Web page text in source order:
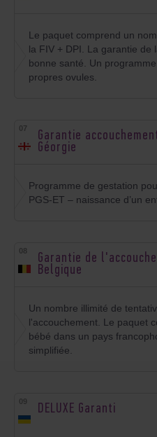
Le paquet comprend un
la FIV + DPI. La garantie de
bonne santé. Un
propres ovules.
Garantie
Géorgie
Programme de gestation
PGS-ET – naissance d’un
Garantie de
Belgique
Un nombre illimité de
l'accouchement. Le paquet
bébé dans un pays
simplifiée.
DELUXE Garanti